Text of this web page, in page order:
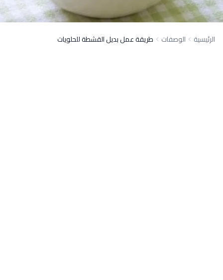
الرئيسية الوصفات طريقة عمل بديل القشطة للحلويات